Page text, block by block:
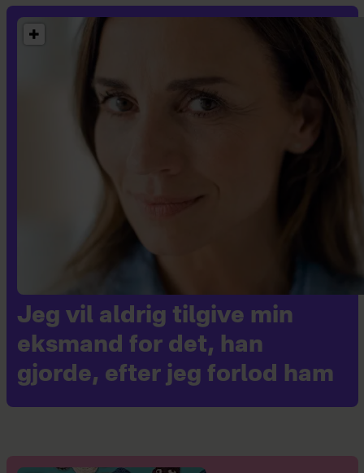
Jeg vil aldrig tilgive min
eksmand for det, han
gjorde, efter jeg forlod ham